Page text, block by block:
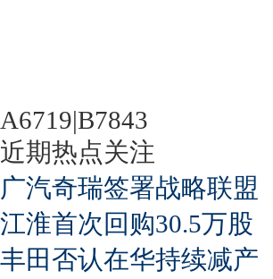
A6719|B7843
近期热点关注
广汽奇瑞签署战略联盟
江淮首次回购30.5万股
丰田否认在华持续减产